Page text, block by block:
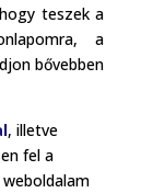
teszek a
a
bővebben
, illetve
fel a